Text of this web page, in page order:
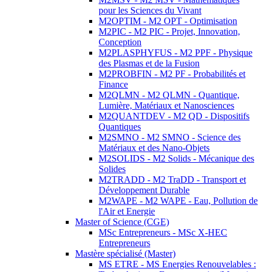
pour les Sciences du Vivant
M2OPTIM - M2 OPT - Optimisation
M2PIC - M2 PIC - Projet, Innovation,
Conception
M2PLASPHYFUS - M2 PPF - Physique
des Plasmas et de la Fusion
M2PROBFIN - M2 PF - Probabilités et
Finance
M2QLMN - M2 QLMN - Quantique,
Lumière, Matériaux et Nanosciences
M2QUANTDEV - M2 QD - Dispositifs
Quantiques
M2SMNO - M2 SMNO - Science des
Matériaux et des Nano-Objets
M2SOLIDS - M2 Solids - Mécanique des
Solides
M2TRADD - M2 TraDD - Transport et
Développement Durable
M2WAPE - M2 WAPE - Eau, Pollution de
l'Air et Energie
Master of Science (CGE)
MSc Entrepreneurs - MSc X-HEC
Entrepreneurs
Mastère spécialisé (Master)
MS ETRE - MS Energies Renouvelables :